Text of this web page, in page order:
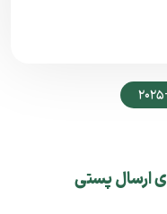
ارسال پستی